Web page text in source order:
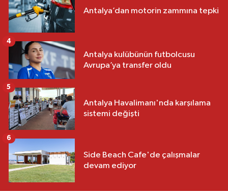
Antalya’dan motorin zammına tepki
Antalya kulübünün futbolcusu
Avrupa’ya transfer oldu
4
Antalya Havalimanı'nda karşılama
sistemi değişti
5
Side Beach Cafe'de çalışmalar
devam ediyor
6